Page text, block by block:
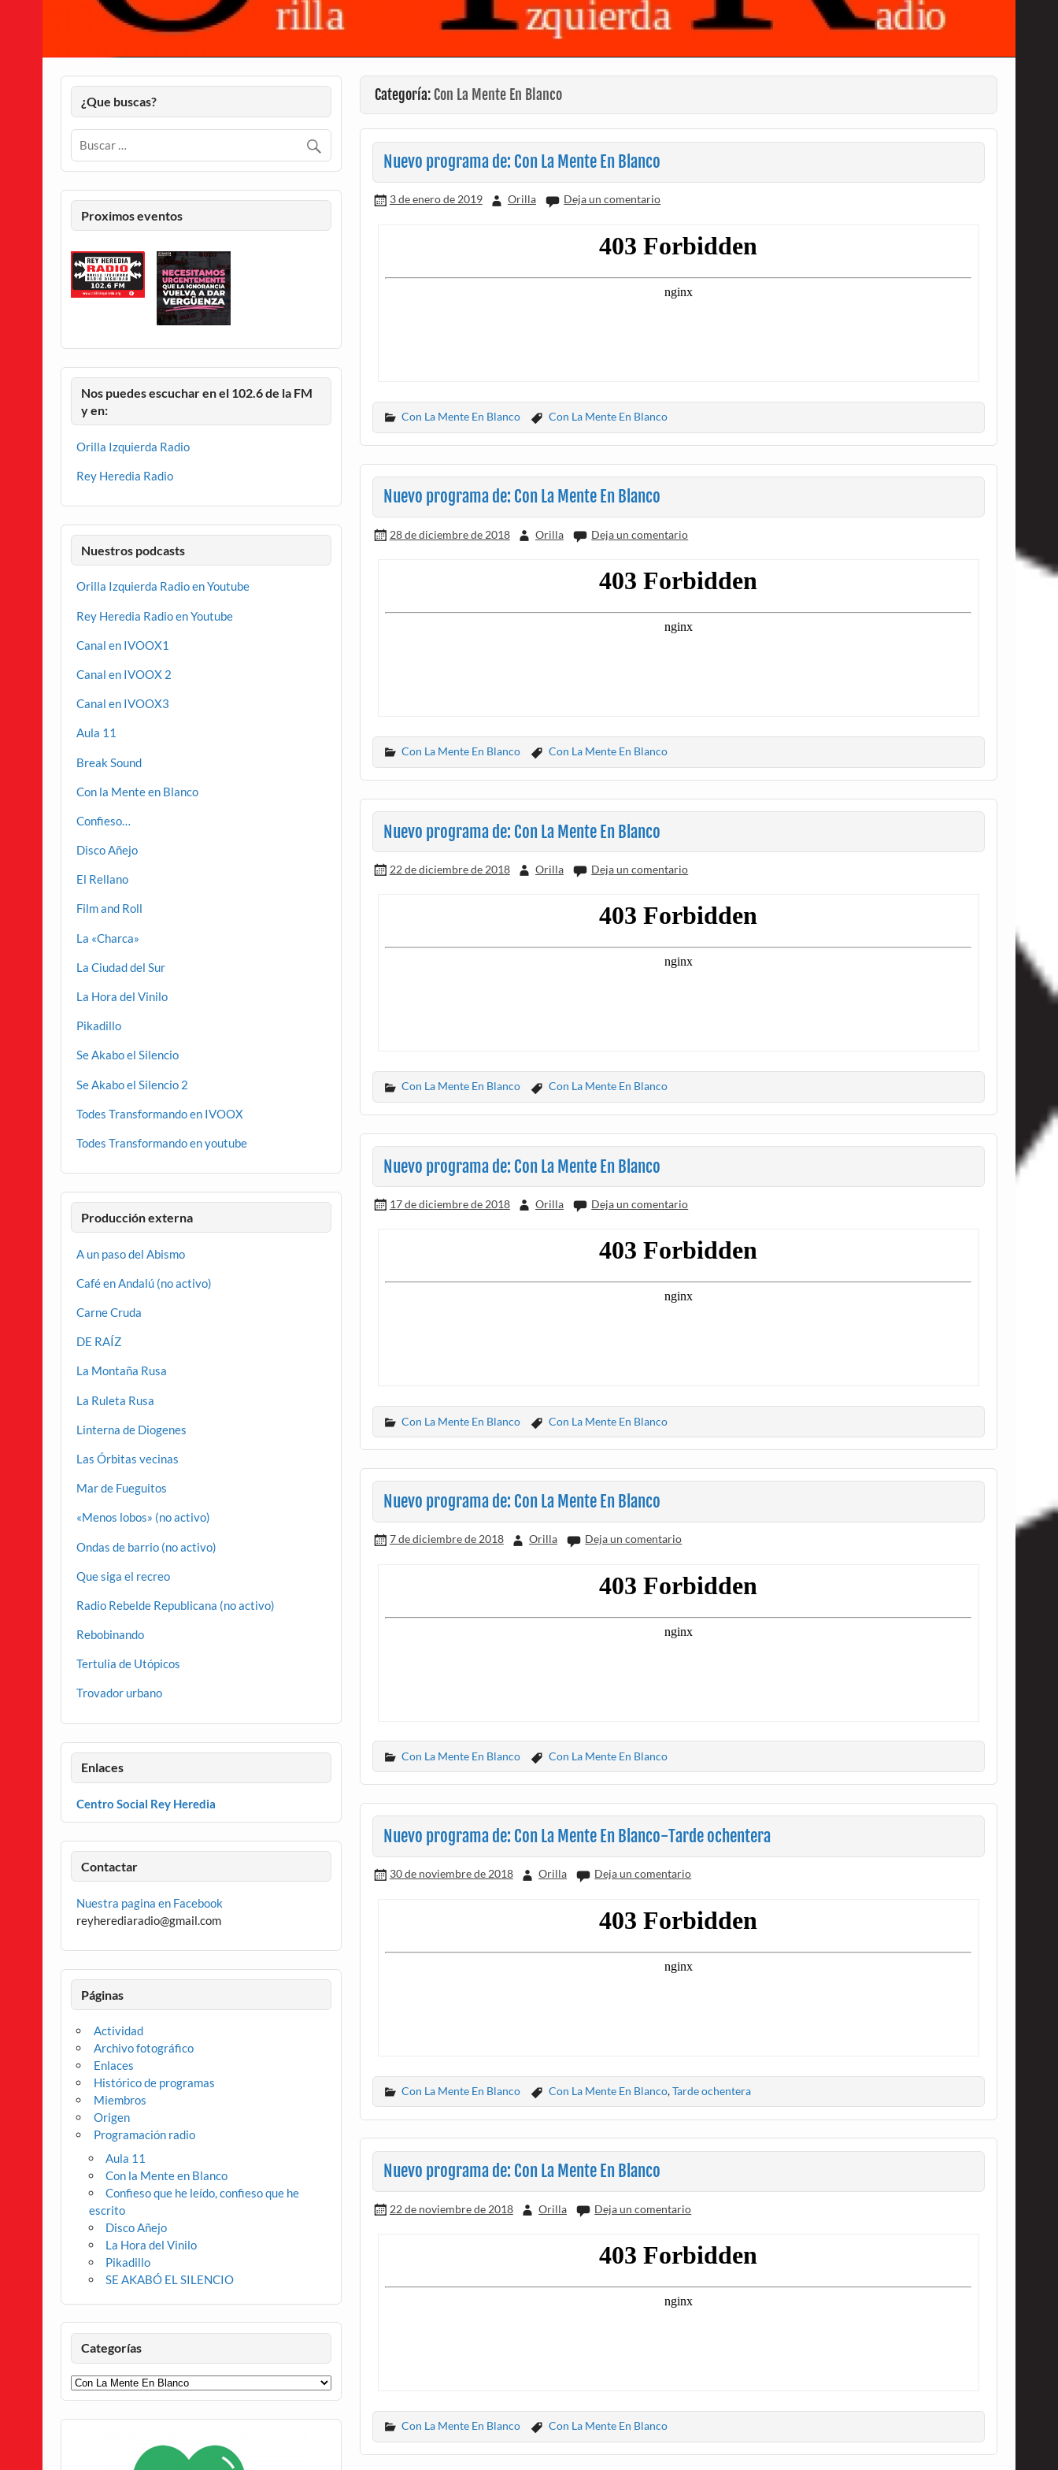
Categoría: Con La Mente En Blanco
Nuevo programa de: Con La Mente En Blanco
3 de enero de 2019 Orilla Deja un comentario
Con La Mente En Blanco Con La Mente En Blanco
Nuevo programa de: Con La Mente En Blanco
28 de diciembre de 2018 Orilla Deja un comentario
Con La Mente En Blanco Con La Mente En Blanco
Nuevo programa de: Con La Mente En Blanco
22 de diciembre de 2018 Orilla Deja un comentario
Con La Mente En Blanco Con La Mente En Blanco
Nuevo programa de: Con La Mente En Blanco
17 de diciembre de 2018 Orilla Deja un comentario
Con La Mente En Blanco Con La Mente En Blanco
Nuevo programa de: Con La Mente En Blanco
7 de diciembre de 2018 Orilla Deja un comentario
Con La Mente En Blanco Con La Mente En Blanco
Nuevo programa de: Con La Mente En Blanco-Tarde ochentera
30 de noviembre de 2018 Orilla Deja un comentario
Con La Mente En Blanco Con La Mente En Blanco,Tarde ochentera
Nuevo programa de: Con La Mente En Blanco
22 de noviembre de 2018 Orilla Deja un comentario
Con La Mente En Blanco Con La Mente En Blanco
¿Que buscas?
Proximos eventos
Nos puedes escuchar en el 102.6 de la FM
y en:
Orilla Izquierda Radio
Rey Heredia Radio
Nuestros podcasts
Orilla Izquierda Radio en Youtube
Rey Heredia Radio en Youtube
Canal en IVOOX1
Canal en IVOOX 2
Canal en IVOOX3
Aula 11
Break Sound
Con la Mente en Blanco
Confieso…
Disco Añejo
El Rellano
Film and Roll
La «Charca»
La Ciudad del Sur
La Hora del Vinilo
Pikadillo
Se Akabo el Silencio
Se Akabo el Silencio 2
Todes Transformando en IVOOX
Todes Transformando en youtube
Producción externa
A un paso del Abismo
Café en Andalú (no activo)
Carne Cruda
DE RAÍZ
La Montaña Rusa
La Ruleta Rusa
Linterna de Diogenes
Las Órbitas vecinas
Mar de Fueguitos
«Menos lobos» (no activo)
Ondas de barrio (no activo)
Que siga el recreo
Radio Rebelde Republicana (no activo)
Rebobinando
Tertulia de Utópicos
Trovador urbano
Enlaces
Centro Social Rey Heredia
Contactar
Nuestra pagina en Facebook
reyherediaradio@gmail.com
Páginas
Actividad
Archivo fotográfico
Enlaces
Histórico de programas
Miembros
Origen
Programación radio
Aula 11
Con la Mente en Blanco
Confieso que he leído, confieso que he
escrito
Disco Añejo
La Hora del Vinilo
Pikadillo
SE AKABÓ EL SILENCIO
Categorías
Categorías